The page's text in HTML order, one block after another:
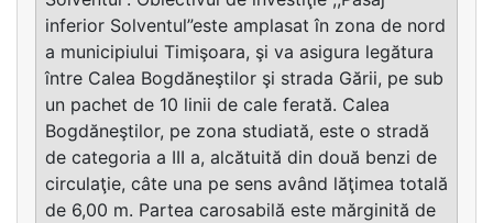
inferior Solventul”este amplasat în zona de nord
a municipiului Timişoara, şi va asigura legătura
între Calea Bogdăneştilor şi strada Gării, pe sub
un pachet de 10 linii de cale ferată. Calea
Bogdăneştilor, pe zona studiată, este o stradă
de categoria a III a, alcătuită din două benzi de
circulaţie, câte una pe sens având lăţimea totală
de 6,00 m. Partea carosabilă este mărginită de